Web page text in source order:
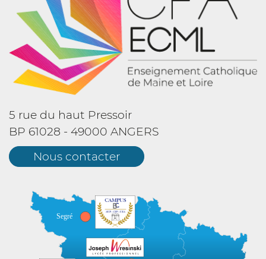
5 rue du haut Pressoir
BP 61028 - 49000 ANGERS
Nous contacter